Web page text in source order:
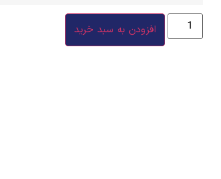
افزودن به سبد خرید